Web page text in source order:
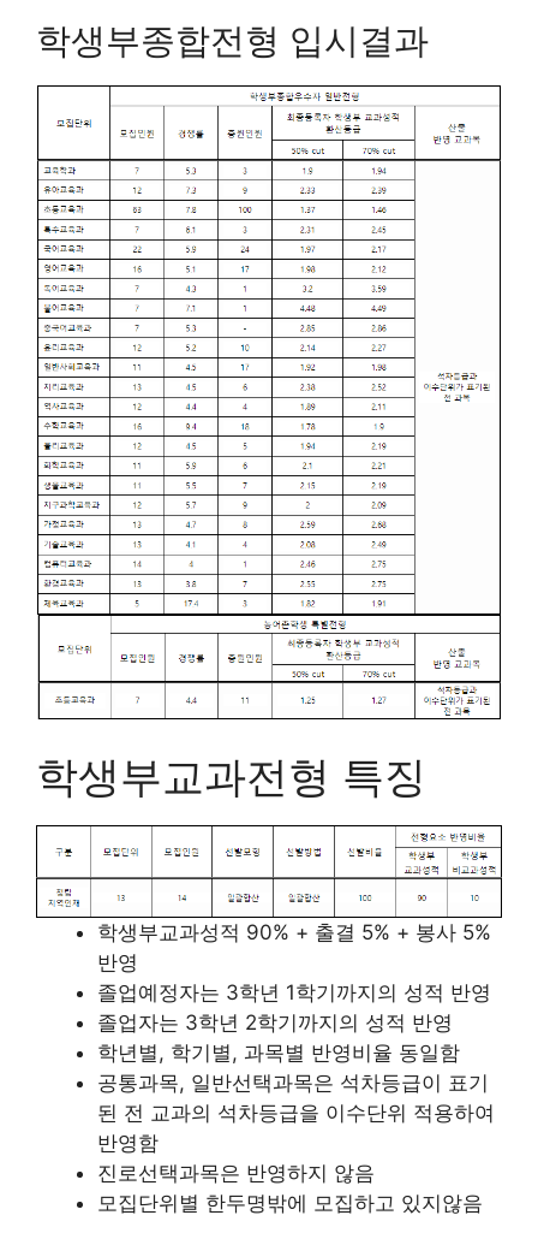
학생부종합전형 입시결과
학생부교과전형 특징
학생부교과성적 90% + 출결 5% + 봉사 5%
반영
졸업예정자는 3학년 1학기까지의 성적 반영
졸업자는 3학년 2학기까지의 성적 반영
학년별, 학기별, 과목별 반영비율 동일함
공통과목, 일반선택과목은 석차등급이 표기
된 전 교과의 석차등급을 이수단위 적용하여
반영함
진로선택과목은 반영하지 않음
모집단위별 한두명밖에 모집하고 있지않음